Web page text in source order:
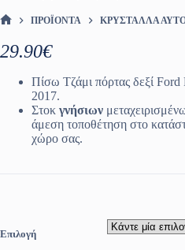
ΠΡΟΪΌΝΤΑ ΚΡΎΣΤΑΛΛΑ
29.90€
Πίσω Τζάμι πόρτας δεξί
2017.
Στοκ γνήσιων
άμεση τοποθέτηση στο
χώρο σας.
Επιλογή